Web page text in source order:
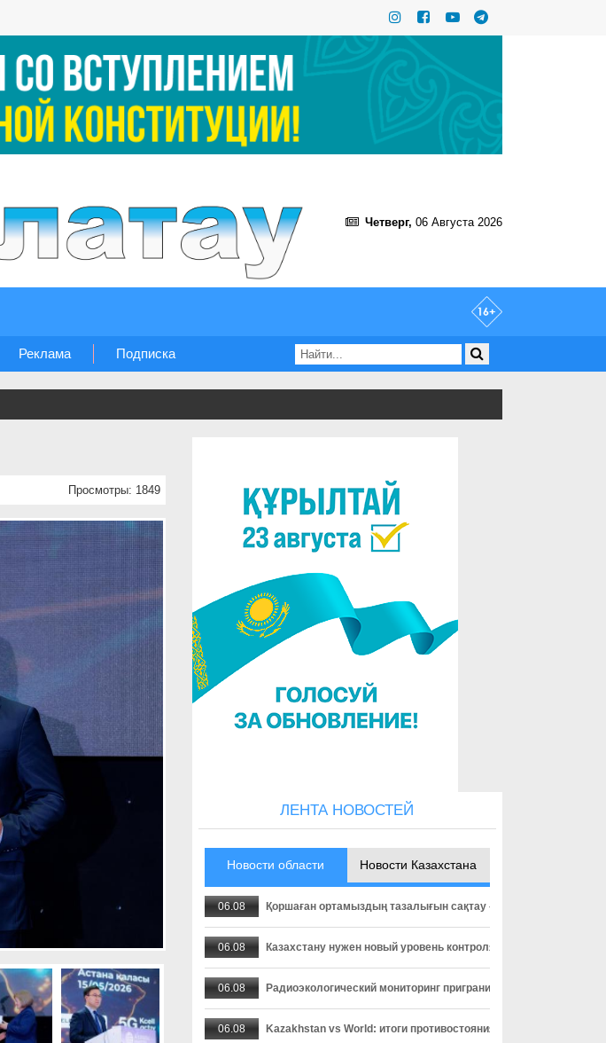
Четверг, 06 Августа 2026
Реклама Подписка
Просмотры: 1849
ЛЕНТА НОВОСТЕЙ
Новости области Новости Казахстана
06.08 Қоршаған ортамыздың тазалығын сақтау – баршамыздың ортақ
06.08 Казахстану нужен новый уровень контроля: что предлагают
06.08 Радиоэкологический мониторинг приграничных территорий
06.08 Kazakhstan vs World: итоги противостояния